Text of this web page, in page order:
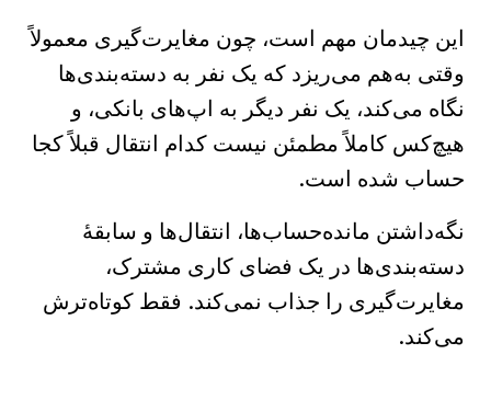
این چیدمان مهم است، چون مغایرت‌گیری معمولاً
وقتی به‌هم می‌ریزد که یک نفر به دسته‌بندی‌ها
نگاه می‌کند، یک نفر دیگر به اپ‌های بانکی، و
هیچ‌کس کاملاً مطمئن نیست کدام انتقال قبلاً کجا
حساب شده است.
نگه‌داشتن مانده‌حساب‌ها، انتقال‌ها و سابقهٔ
دسته‌بندی‌ها در یک فضای کاری مشترک،
مغایرت‌گیری را جذاب نمی‌کند. فقط کوتاه‌ترش
می‌کند.